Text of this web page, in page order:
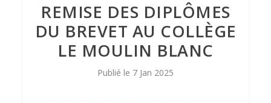
REMISE DES DIPLÔMES
DU BREVET AU COLLÈGE
LE MOULIN BLANC
7 Jan 2025